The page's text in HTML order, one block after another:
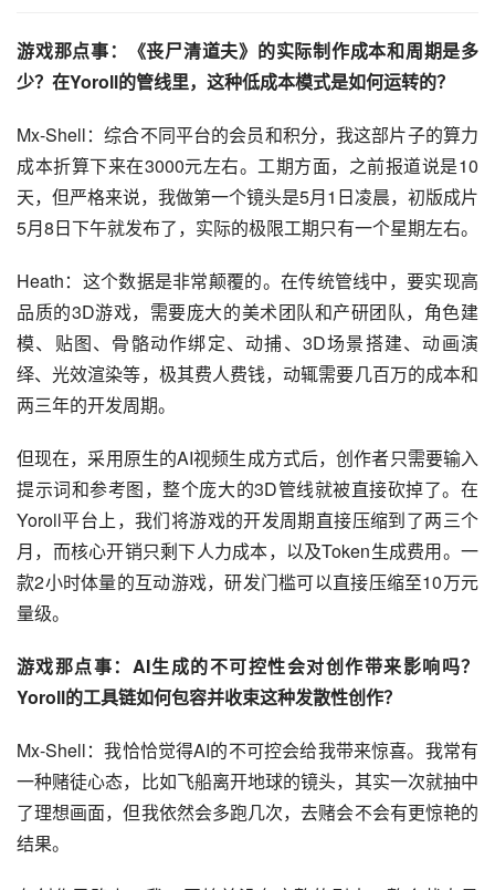
游戏那点事：《丧尸清道夫》的实际制作成本和周期是多
少？在Yoroll的管线里，这种低成本模式是如何运转的？
Mx-Shell：综合不同平台的会员和积分，我这部片子的算力
成本折算下来在3000元左右。工期方面，之前报道说是10
天，但严格来说，我做第一个镜头是5月1日凌晨，初版成片
5月8日下午就发布了，实际的极限工期只有一个星期左右。
Heath：这个数据是非常颠覆的。在传统管线中，要实现高
品质的3D游戏，需要庞大的美术团队和产研团队，角色建
模、贴图、骨骼动作绑定、动捕、3D场景搭建、动画演
绎、光效渲染等，极其费人费钱，动辄需要几百万的成本和
两三年的开发周期。
但现在，采用原生的AI视频生成方式后，创作者只需要输入
提示词和参考图，整个庞大的3D管线就被直接砍掉了。在
Yoroll平台上，我们将游戏的开发周期直接压缩到了两三个
月，而核心开销只剩下人力成本，以及Token生成费用。一
款2小时体量的互动游戏，研发门槛可以直接压缩至10万元
量级。
游戏那点事：AI生成的不可控性会对创作带来影响吗？
Yoroll的工具链如何包容并收束这种发散性创作？
Mx-Shell：我恰恰觉得AI的不可控会给我带来惊喜。我常有
一种赌徒心态，比如飞船离开地球的镜头，其实一次就抽中
了理想画面，但我依然会多跑几次，去赌会不会有更惊艳的
结果。